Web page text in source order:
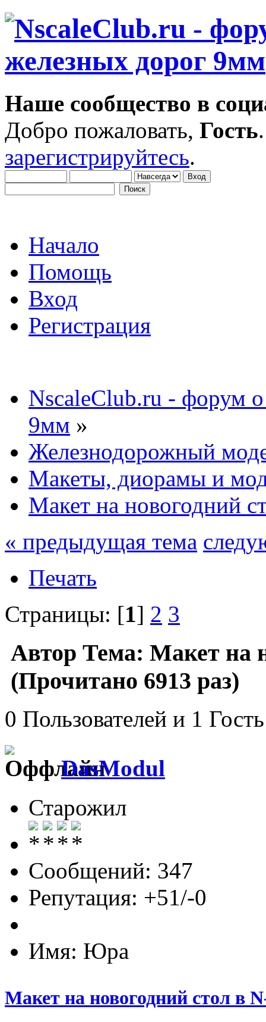
Наше сообщество в
Добро пожаловать, Гость
зарегистрируйтесь.
Начало
Помощь
Вход
Регистрация
NscaleClub.ru - форум
9мм »
Железнодорожный
Макеты, диорамы и
Макет на новогодний
« предыдущая тема
Печать
Страницы: [1] 2 3
Автор Тема: Макет на
(Прочитано 6913 раз)
0 Пользователей и 1
DasModul
Старожил
Сообщений: 347
Репутация: +51/-0
Имя: Юра
Макет на новогодний стол в